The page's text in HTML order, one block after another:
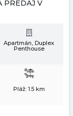
PREDAJ V
Apartmán, Duplex
Penthouse
Pláž: 1.5 km